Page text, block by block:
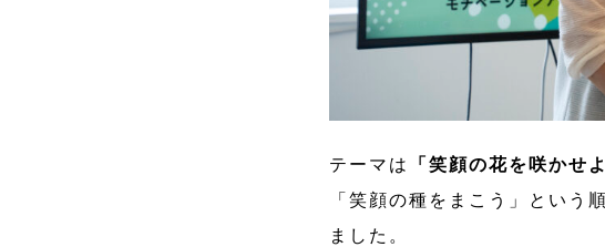
テーマは 「笑顔の花を咲かせ
「笑顔の種をまこう」という
ました。